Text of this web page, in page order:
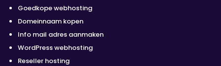
Goedkope webhosting
Domeinnaam kopen
Info mail adres aanmaken
WordPress webhosting
Reseller hosting